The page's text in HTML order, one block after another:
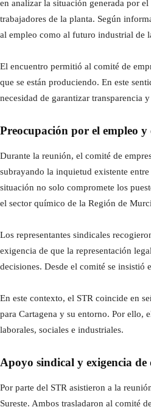
en analizar la situación generada por
trabajadores de la planta. Según
al empleo como al futuro industrial de
El encuentro permitió al comité de
que se están produciendo. En este
necesidad de garantizar transparencia
Preocupación por el empleo
Durante la reunión, el comité de
subrayando la inquietud existente
situación no solo compromete los
el sector químico de la Región de
Los representantes sindicales
exigencia de que la representación
decisiones. Desde el comité se insistió
En este contexto, el STR coincide en
para Cartagena y su entorno. Por ello,
laborales, sociales e industriales.
Apoyo sindical y exigencia de
Por parte del STR asistieron a la
Sureste. Ambos trasladaron al comité